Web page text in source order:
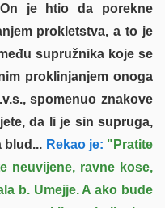
je htio da porekne
prokletstva, a to je
supružnika koje se
proklinjanjem onoga
spomenuo znakove
da li je sin supruga,
blud... Rekao je: "Pratite
neuvijene, ravne kose,
b. Umejje. A ako bude